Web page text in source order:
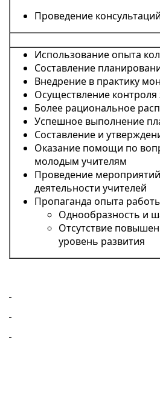
Проведение
Использование опыта
Составление
Внедрение в практику
Осуществление
Более рациональное
Успешное выполнение
Составление и
Оказание помощи по
молодым учителям
Проведение
деятельности учителей
Пропаганда опыта
Однообразность и
Отсутствие
уровень развития